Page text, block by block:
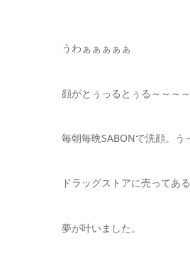
うわぁぁぁぁぁ
顔がとぅっるとぅる～～～
毎朝毎晩SABONで洗顔。う
ドラッグストアに売ってあ
夢が叶いました。